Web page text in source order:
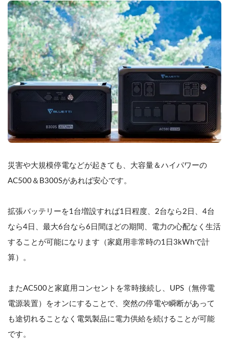
災害や大規模停電などが起きても、大容量＆ハイパワーの
AC500＆B300Sがあれば安心です。
拡張バッテリーを1台増設すれば1日程度、2台なら2日、4台
なら4日、最大6台なら6日間ほどの期間、電力の心配なく生活
することが可能になります（家庭用非常時の1日3kWhで計
算）。
またAC500と家庭用コンセントを常時接続し、UPS（無停電
電源装置）をオンにすることで、突然の停電や瞬断があって
も途切れることなく電気製品に電力供給を続けることが可能
です。